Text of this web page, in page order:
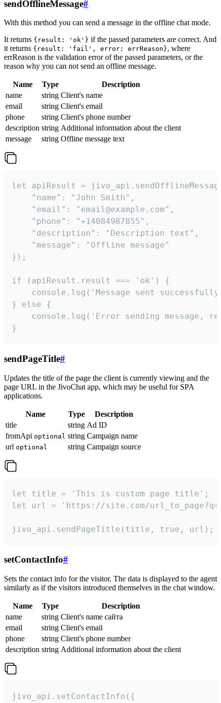
sendOfflineMessage#
With this method you can send a message in the offline chat mode.
It returns {result: 'ok'} if the passed parameters are correct. And
it returns {result: 'fail', error: errReason}, where
errReason is the validation error of the passed parameters, or the
reason why you can not send an offline message.
Name Type
Description
name
string Client's name
email
string Client's email
phone
string Client's phone number
description string Additional information about the client
message
string Offline message text
let apiResult =
    "name": "John Smith",
    "email": "email@example.com",
    "phone": "+14084987855",
    "description": "Description text",
    "message": "Offline message"
});
if (apiResult.result === 'ok') {
console.log('Message sent
} else {
console.log('Error sending message,
}
sendPageTitle#
Updates the title of the page the client is currently viewing and the
page URL in the JivoChat app, which may be useful for SPA
applications.
Name Type
Description
title
string Ad ID
fromApi optional string Campaign name
url optional string Campaign source
let title = 'This is custom page title';
let url = 'https://site.com/
jivo_api.sendPageTitle(title, true, url);
setContactInfo#
Sets the contact info for the visitor. The data is displayed to the agent
similarly as if the visitors introduced themselves in the chat window.
Name Type
Description
name
string Client's name сайта
email
string Client's email
phone
string Client's phone number
description string Additional information about the client
jivo_api.setContactInfo({